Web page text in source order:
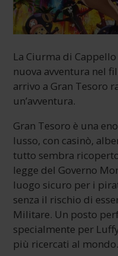
La Ciurma di
nuova avventura nel
arrivo a Gran Tesoro
un’avventura.
Gran Tesoro è una
lusso, con casinò,
tutto sembra
legge del Governo
luogo sicuro per i
senza il rischio di
Militare. Un posto
specialmente per
più ricercati al mondo.